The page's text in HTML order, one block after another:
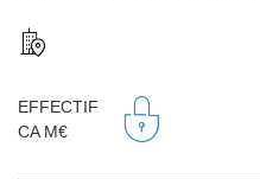
EFFECTIF
CA M€